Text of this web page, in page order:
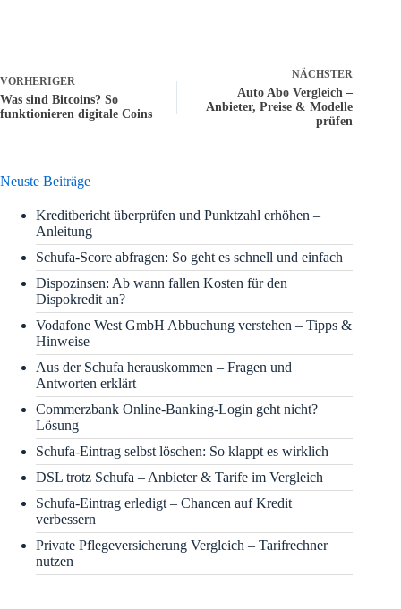
VORHERIGER
Was sind Bitcoins? So
funktionieren digitale Coins
NÄCHSTER
Auto Abo Vergleich –
Anbieter, Preise & Modelle
prüfen
Neuste Beiträge
Kreditbericht überprüfen und Punktzahl erhöhen –
Anleitung
Schufa-Score abfragen: So geht es schnell und einfach
Dispozinsen: Ab wann fallen Kosten für den
Dispokredit an?
Vodafone West GmbH Abbuchung verstehen – Tipps &
Hinweise
Aus der Schufa herauskommen – Fragen und
Antworten erklärt
Commerzbank Online-Banking-Login geht nicht?
Lösung
Schufa-Eintrag selbst löschen: So klappt es wirklich
DSL trotz Schufa – Anbieter & Tarife im Vergleich
Schufa-Eintrag erledigt – Chancen auf Kredit
verbessern
Private Pflegeversicherung Vergleich – Tarifrechner
nutzen